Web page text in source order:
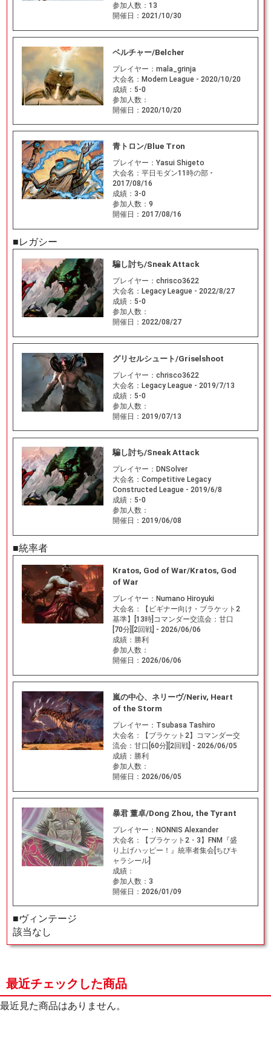
参加人数： 13
開催日： 2021/10/30
ベルチャー/Belcher
プレイヤー： mala_grinja
大会名： Modern League - 2020/10/20
成績： 5-0
参加人数：
開催日： 2020/10/20
青トロン/Blue Tron
プレイヤー： Yasui Shigeto
大会名： 平日モダン11時の部 -
2017/08/16
成績： 3-0
参加人数： 9
開催日： 2017/08/16
■レガシー
騙し討ち/Sneak Attack
プレイヤー： chrisco3622
大会名： Legacy League - 2022/8/27
成績： 5-0
参加人数：
開催日： 2022/08/27
グリセルシュート/Griselshoot
プレイヤー： chrisco3622
大会名： Legacy League - 2019/7/13
成績： 5-0
参加人数：
開催日： 2019/07/13
騙し討ち/Sneak Attack
プレイヤー： DNSolver
大会名： Competitive Legacy
Constructed League - 2019/6/8
成績： 5-0
参加人数：
開催日： 2019/06/08
■統率者
Kratos, God of War/Kratos, God
of War
プレイヤー： Numano Hiroyuki
大会名：
【ビギナー向け・ブラケット2
基準】[13時]コマンダー交流会：甘口
[70分][2回戦] - 2026/06/06
成績： 勝利
参加人数：
開催日： 2026/06/06
嵐の中心、ネリーヴ/Neriv, Heart
of the Storm
プレイヤー： Tsubasa Tashiro
大会名：
【ブラケット2】コマンダー交
流会：甘口[60分][2回戦] - 2026/06/05
成績： 勝利
参加人数：
開催日： 2026/06/05
暴君 董卓/Dong Zhou, the Tyrant
プレイヤー： NONNIS Alexander
大会名：
【ブラケット2・3】FNM『盛
り上げハッピー！』統率者集会[ちびキ
ャラシール]
成績：
参加人数： 3
開催日： 2026/01/09
■ヴィンテージ
該当なし
最近チェックした商品
最近見た商品はありません。